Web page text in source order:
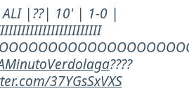
ALI |??| 10' | 1-0 |
????
37YGsSxVXS